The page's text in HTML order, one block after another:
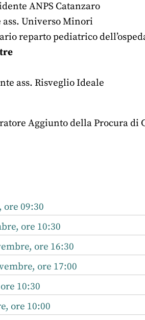
ANPS Catanzaro
Universo Minori
reparto pediatrico
ass. Risveglio Ideale
Aggiunto della Procura di
09:30
ore 10:30
ore 16:30
ore 17:00
10:30
ore 10:00